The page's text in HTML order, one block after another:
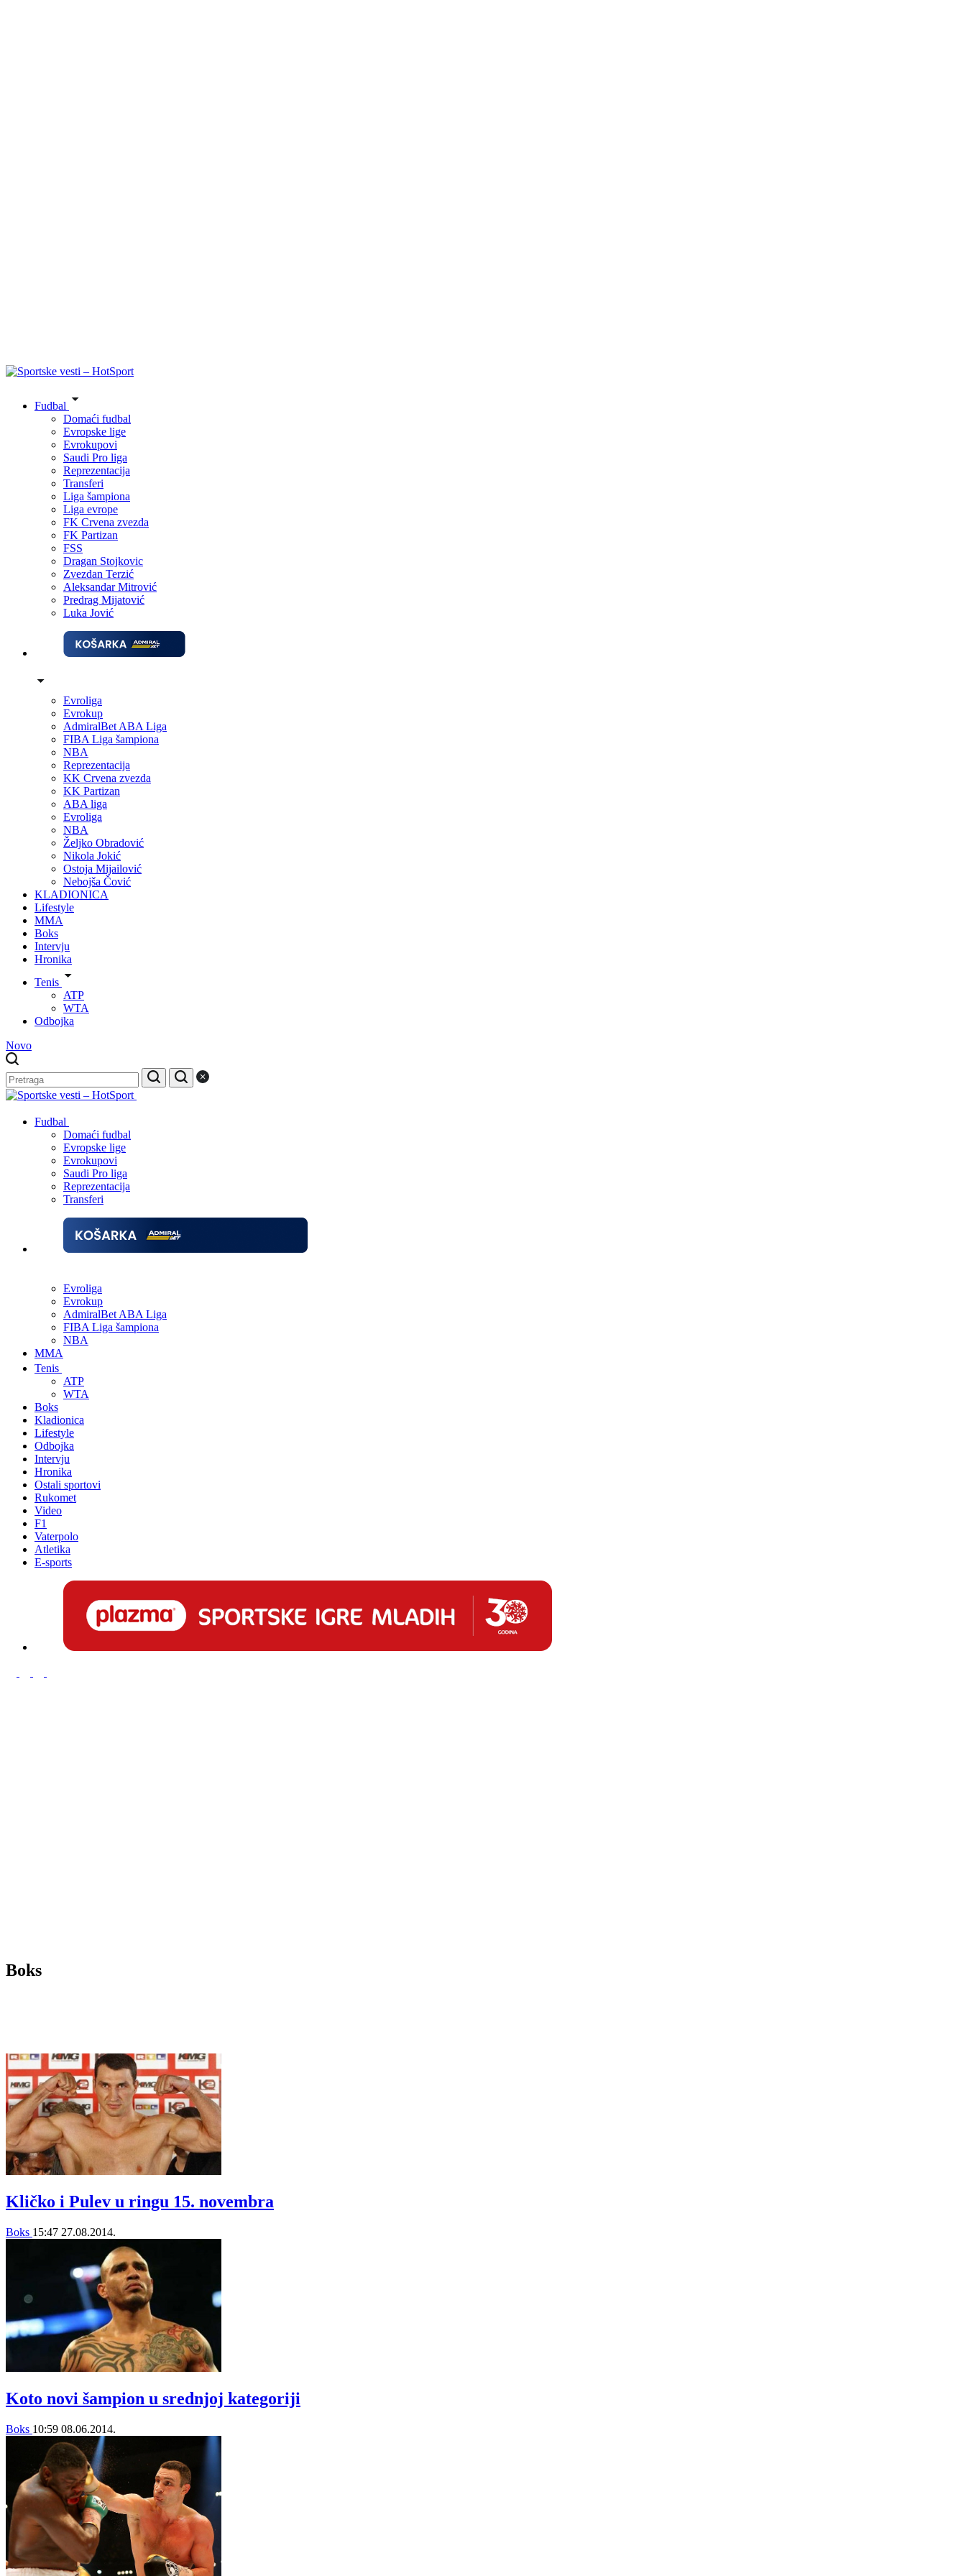
Fudbal
Domaći fudbal
Evropske lige
Evrokupovi
Saudi Pro liga
Reprezentacija
Transferi
Liga šampiona
Liga evrope
FK Crvena zvezda
FK Partizan
FSS
Dragan Stojkovic
Zvezdan Terzić
Aleksandar Mitrović
Predrag Mijatović
Luka Jović
Evroliga
Evrokup
AdmiralBet ABA Liga
FIBA Liga šampiona
NBA
Reprezentacija
KK Crvena zvezda
KK Partizan
ABA liga
Evroliga
NBA
Željko Obradović
Nikola Jokić
Ostoja Mijailović
Nebojša Čović
KLADIONICA
Lifestyle
MMA
Boks
Intervju
Hronika
Tenis
ATP
WTA
Odbojka
Novo
Fudbal
Domaći fudbal
Evropske lige
Evrokupovi
Saudi Pro liga
Reprezentacija
Transferi
Evroliga
Evrokup
AdmiralBet ABA Liga
FIBA Liga šampiona
NBA
MMA
Tenis
ATP
WTA
Boks
Kladionica
Lifestyle
Odbojka
Intervju
Hronika
Ostali sportovi
Rukomet
Video
F1
Vaterpolo
Atletika
E-sports
Boks
Kličko i Pulev u ringu 15. novembra
Boks 15:47 27.08.2014.
Koto novi šampion u srednjoj kategoriji
Boks 10:59 08.06.2014.